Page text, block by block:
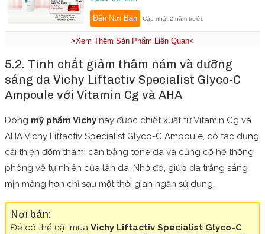
Đến Nơi Bán Cập nhật 2 năm trước
>Xem Thêm Sản Phẩm Liên Quan<
5.2. Tinh chất giảm thâm nám và dưỡng
sáng da Vichy Liftactiv Specialist Glyco-C
Ampoule với Vitamin Cg và AHA
Dòng mỹ phẩm Vichy này được chiết xuất từ Vitamin Cg và
AHA Vichy Liftactiv Specialist Glyco-C Ampoule, có tác dụng
cải thiện đốm thâm, cân bằng tone da và củng cố hệ thống
phòng vệ tự nhiên của làn da. Nhờ đó, giúp da trắng sáng
mịn màng hơn chỉ sau một thời gian ngắn sử dụng.
Nơi bán:
Để có thể đặt mua Vichy Liftactiv Specialist Glyco-C